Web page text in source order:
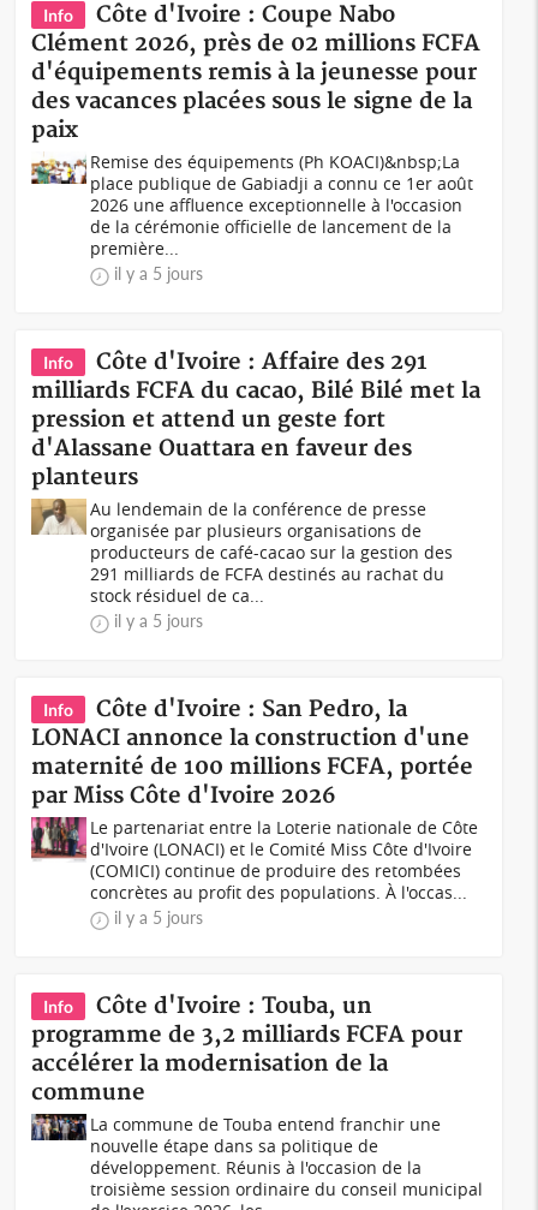
Info
Côte d'Ivoire : Coupe Nabo
Clément 2026, près de 02 millions FCFA
d'équipements remis à la jeunesse pour
des vacances placées sous le signe de la
paix
Remise des équipements (Ph KOACI)&nbsp;La
place publique de Gabiadji a connu ce 1er août
2026 une affluence exceptionnelle à l'occasion
de la cérémonie officielle de lancement de la
première...
il y a 5 jours
Info
Côte d'Ivoire : Affaire des 291
milliards FCFA du cacao, Bilé Bilé met la
pression et attend un geste fort
d'Alassane Ouattara en faveur des
planteurs
Au lendemain de la conférence de presse
organisée par plusieurs organisations de
producteurs de café-cacao sur la gestion des
291 milliards de FCFA destinés au rachat du
stock résiduel de ca...
il y a 5 jours
Info
Côte d'Ivoire : San Pedro, la
LONACI annonce la construction d'une
maternité de 100 millions FCFA, portée
par Miss Côte d'Ivoire 2026
Le partenariat entre la Loterie nationale de Côte
d'Ivoire (LONACI) et le Comité Miss Côte d'Ivoire
(COMICI) continue de produire des retombées
concrètes au profit des populations. À l'occas...
il y a 5 jours
Info
Côte d'Ivoire : Touba, un
programme de 3,2 milliards FCFA pour
accélérer la modernisation de la
commune
La commune de Touba entend franchir une
nouvelle étape dans sa politique de
développement. Réunis à l'occasion de la
troisième session ordinaire du conseil municipal